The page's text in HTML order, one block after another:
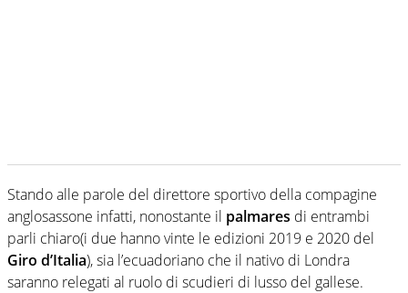
Stando alle parole del direttore sportivo della compagine
anglosassone infatti, nonostante il palmares di entrambi
parli chiaro(i due hanno vinte le edizioni 2019 e 2020 del
Giro d’Italia), sia l’ecuadoriano che il nativo di Londra
saranno relegati al ruolo di scudieri di lusso del gallese.